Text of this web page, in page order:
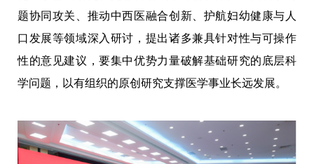
题协同攻关、推动中西医融合创新、护航妇幼健康与人
口发展等领域深入研讨，提出诸多兼具针对性与可操作
性的意见建议，要集中优势力量破解基础研究的底层科
学问题，以有组织的原创研究支撑医学事业长远发展。